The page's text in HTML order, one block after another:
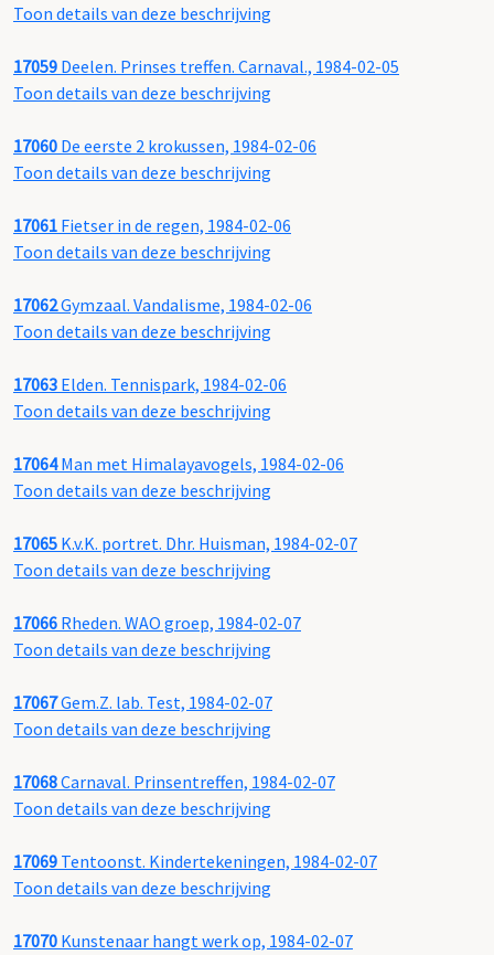
Toon details van deze beschrijving
17059 Deelen. Prinses treffen. Carnaval., 1984-02-05
Toon details van deze beschrijving
17060 De eerste 2 krokussen, 1984-02-06
Toon details van deze beschrijving
17061 Fietser in de regen, 1984-02-06
Toon details van deze beschrijving
17062Gymzaal. Vandalisme, 1984-02-06
Toon details van deze beschrijving
17063 Elden. Tennispark, 1984-02-06
Toon details van deze beschrijving
17064Man met Himalayavogels, 1984-02-06
Toon details van deze beschrijving
17065 K.v.K. portret. Dhr. Huisman, 1984-02-07
Toon details van deze beschrijving
17066 Rheden. WAO groep, 1984-02-07
Toon details van deze beschrijving
17067Gem.Z. lab. Test, 1984-02-07
Toon details van deze beschrijving
17068Carnaval. Prinsentreffen, 1984-02-07
Toon details van deze beschrijving
17069 Tentoonst. Kindertekeningen, 1984-02-07
Toon details van deze beschrijving
17070 Kunstenaar hangt werk op, 1984-02-07